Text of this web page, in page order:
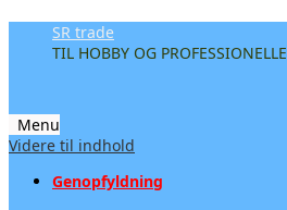
SR trade
TIL HOBBY OG PROFESSIONELLE
Menu
Videre til indhold
Genopfyldning